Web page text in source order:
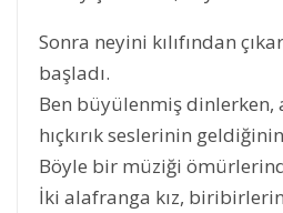
Sonra neyini kılıfından
başladı.
Ben büyülenmiş
hıçkırık seslerinin
Böyle bir müziği
İki alafranga kız,